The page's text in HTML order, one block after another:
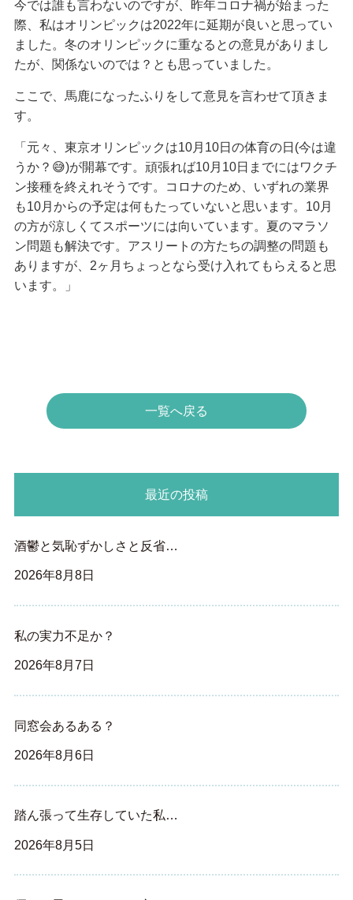
今では誰も言わないのですが、昨年コロナ禍が始まった
際、私はオリンピックは2022年に延期が良いと思ってい
ました。冬のオリンピックに重なるとの意見がありまし
たが、関係ないのでは？とも思っていました。
ここで、馬鹿になったふりをして意見を言わせて頂きま
す。
「元々、東京オリンピックは10月10日の体育の日(今は違
うか？😅)が開幕です。頑張れば10月10日までにはワクチ
ン接種を終えれそうです。コロナのため、いずれの業界
も10月からの予定は何もたっていないと思います。10月
の方が涼しくてスポーツには向いています。夏のマラソ
ン問題も解決です。アスリートの方たちの調整の問題も
ありますが、2ヶ月ちょっとなら受け入れてもらえると思
います。」
一覧へ戻る
最近の投稿
酒鬱と気恥ずかしさと反省…
2026年8月8日
私の実力不足か？
2026年8月7日
同窓会あるある？
2026年8月6日
踏ん張って生存していた私…
2026年8月5日